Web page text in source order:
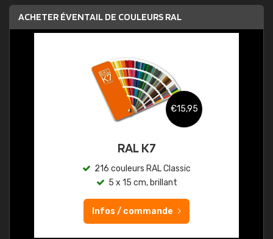
ACHETER ÉVENTAIL DE COULEURS RAL
€15,95
RAL K7
216 couleurs RAL Classic
5 x 15 cm, brillant
Infos / commande